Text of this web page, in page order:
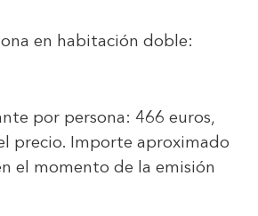
en habitación doble:
por persona: 466 euros,
precio. Importe aproximado
el momento de la emisión